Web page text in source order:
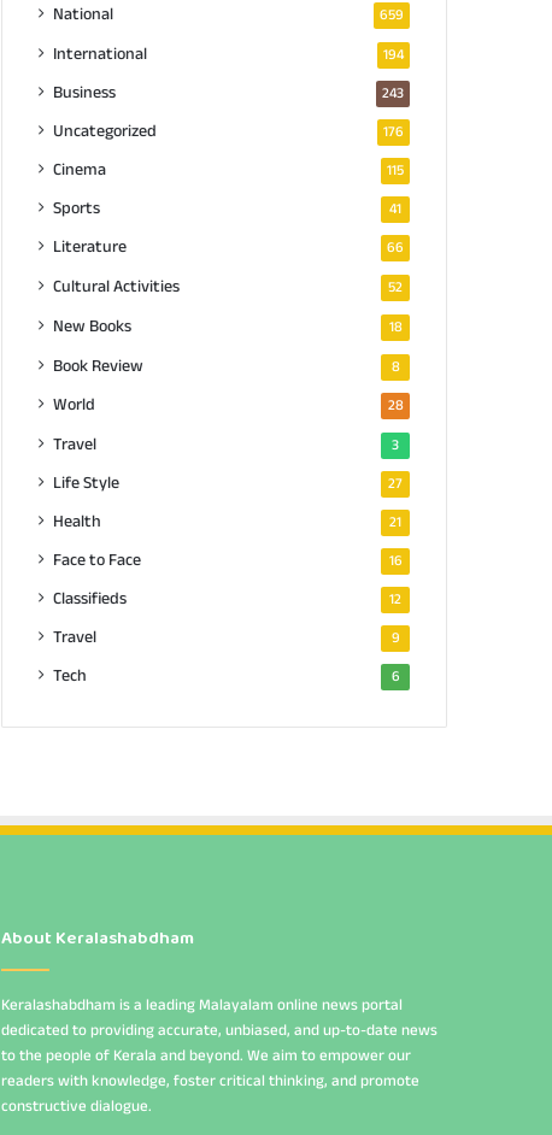
National 659
International 194
Business 243
Uncategorized 176
Cinema 115
Sports 41
Literature 66
Cultural Activities 52
New Books 18
Book Review 8
World 28
Travel 3
Life Style 27
Health 21
Face to Face 16
Classifieds 12
Travel 9
Tech 6
About Keralashabdham
Keralashabdham is a leading Malayalam online news portal
dedicated to providing accurate, unbiased, and up-to-date news
to the people of Kerala and beyond. We aim to empower our
readers with knowledge, foster critical thinking, and promote
constructive dialogue.